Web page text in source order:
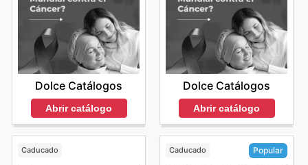
Dolce Catálogos
Abrir catálogo
Dolce Catálogos
Abrir catálogo
Caducado Caducado Popular